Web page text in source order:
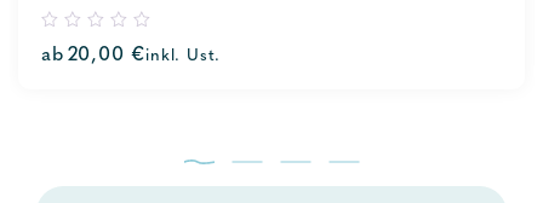
out
ab 20,00€inkl. Ust.